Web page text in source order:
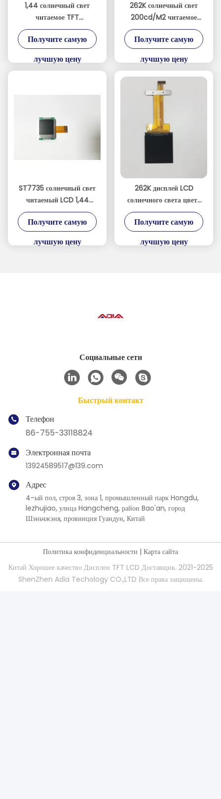
1,44 солнечный свет
читаемое TFT
интерфейса дюйма SPI с
пикселом 128*128
Получите самую
лучшую цену
262K солнечный свет
200cd/M2 читаемое
TFT цвета 1,44»
Получите самую
лучшую цену
ST7735 солнечный свет
читаемый LCD 1,44
дюймов, дисплей LCD
высокой яркости
Получите самую
лучшую цену
262K дисплей LCD
солнечного света цвета
1.3inch 300cd/M2
читаемый
Получите самую
лучшую цену
Социальные сети
Быстрый контакт
Телефон
86-755-33118824
Электронная почта
13924589517@139.com
Адрес
4-ый пол, строя 3, зона 1, промышленный парк Hongdu,
lezhujiao, улица Hangcheng, район Bao'an, город
Шэньчжэня, провинция Гуандун, Китай
Политика конфиденциальности | Карта сайта
Китай Хорошее качество Дисплеи TFT LCD Доставщик. 2021-2025
ShenZhen Adia Techology CO.,LTD Все права защищены.